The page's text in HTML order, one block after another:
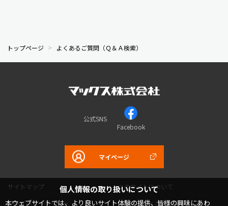
個人情報の取り扱いについて
本ウェブサイトでは、より良いサイト体験の提供、皆様の興味にあわ
トップページ よくあるご質問（Ｑ＆Ａ検索）
公式SNS
Facebook
マイページ
サイトマップ
このサイトについて
プライバシーポリシー
コミュニティガイドライン